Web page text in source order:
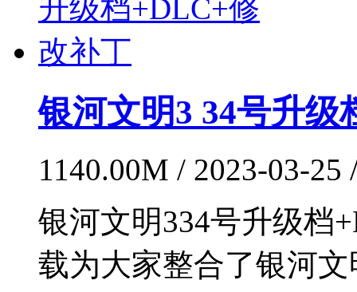
银河文明3 34号升
1140.00M / 2023-03-25
银河文明334号升级档
载为大家整合了银河